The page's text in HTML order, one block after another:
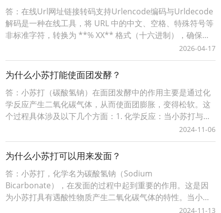
答：在线Url网址链接转码支持Urlencode编码与Urldecode
解码是一种在线工具，将 URL 中的中文、空格、特殊符号等
非标准字符，转换为 **% XX** 格式（十六进制），确保链
接能被浏览器 / 服务器正确解析。词令工具商店Urlencode
在线工具：https://apps.ciling.cn/urlencode/词令口令直达
Urlencode在
2026-04-17
为什么小苏打能使面团发酵？
答：小苏打（碳酸氢钠）在面团发酵中的作用主要是通过化
学反应产生二氧化碳气体，从而使面团膨胀，变得松软。这
个过程具体涉及以下几个方面：1. 化学反应：当小苏打与酸
性物质（如酸奶、柠檬汁、醋等）混合时，会发生化学反
应，生成二氧化碳气体、水和相应的盐类。这个反应方程式
大致如下： \[ NaHCO_3 + H^+ \rightarrow CO_2↑ + H_2O
+ N
2024-11-06
为什么小苏打可以用来发面？
答：小苏打，化学名为碳酸氢钠（Sodium
Bicarbonate），在发面的过程中起到重要的作用。这是因
为小苏打具有遇酸性物质产生二氧化碳气体的特性。当小苏
打与面粉中的酸性成分或发酵过程中产生的酸性物质接触
2024-11-13